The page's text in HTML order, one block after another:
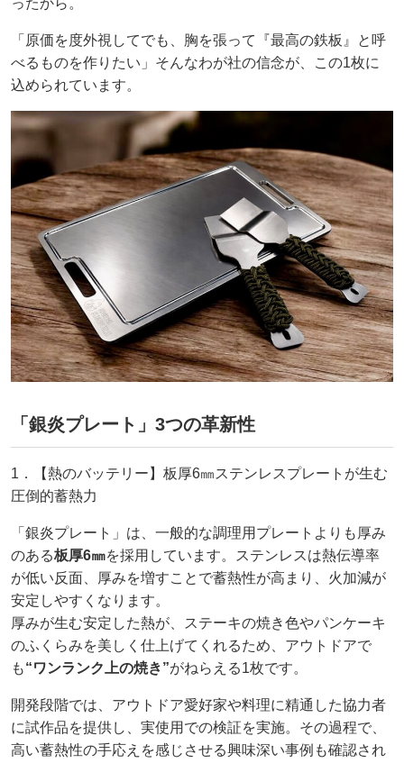
ったから。
「原価を度外視してでも、胸を張って『最高の鉄板』と呼
べるものを作りたい」そんなわが社の信念が、この1枚に
込められています。
「銀炎プレート」3つの革新性
1．【熱のバッテリー】板厚6㎜ステンレスプレートが生む
圧倒的蓄熱力
「銀炎プレート」は、一般的な調理用プレートよりも厚み
のある板厚6㎜を採用しています。ステンレスは熱伝導率
が低い反面、厚みを増すことで蓄熱性が高まり、火加減が
安定しやすくなります。
厚みが生む安定した熱が、ステーキの焼き色やパンケーキ
のふくらみを美しく仕上げてくれるため、アウトドアで
も“ワンランク上の焼き”がねらえる1枚です。
開発段階では、アウトドア愛好家や料理に精通した協力者
に試作品を提供し、実使用での検証を実施。その過程で、
高い蓄熱性の手応えを感じさせる興味深い事例も確認され